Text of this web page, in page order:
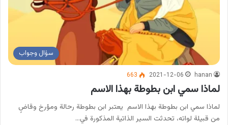
سؤال وجواب
hanan
2021-12-06
663
لماذا سمي ابن بطوطة بهذا الاسم
لماذا سمي ابن بطوطة بهذا الاسم يعتبر ابن بطوطة رحالة ومؤرخ وقاضٍ
من قبيلة لواته، تحدثت السير الذاتية المذكورة في…